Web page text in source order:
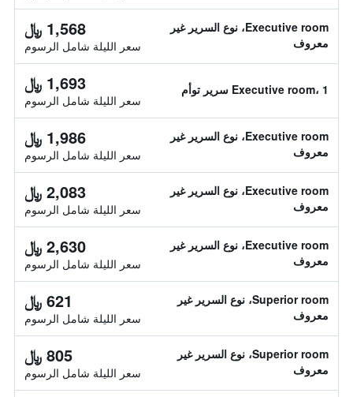
Executive room، نوع السرير غير
معروف
1,568 ﷼
سعر الليلة شامل الرسوم
Executive room، 1 سرير توأم 1,693 ﷼
سعر الليلة شامل الرسوم
Executive room، نوع السرير غير
معروف
1,986 ﷼
سعر الليلة شامل الرسوم
Executive room، نوع السرير غير
معروف
2,083 ﷼
سعر الليلة شامل الرسوم
Executive room، نوع السرير غير
معروف
2,630 ﷼
سعر الليلة شامل الرسوم
Superior room، نوع السرير غير
معروف
621 ﷼
سعر الليلة شامل الرسوم
Superior room، نوع السرير غير
معروف
805 ﷼
سعر الليلة شامل الرسوم